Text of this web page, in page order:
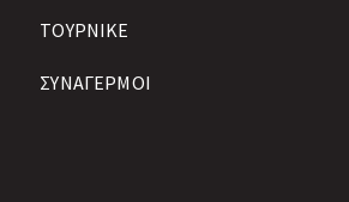
ΤΟΥΡΝΙΚΕ
ΣΥΝΑΓΕΡΜΟΙ